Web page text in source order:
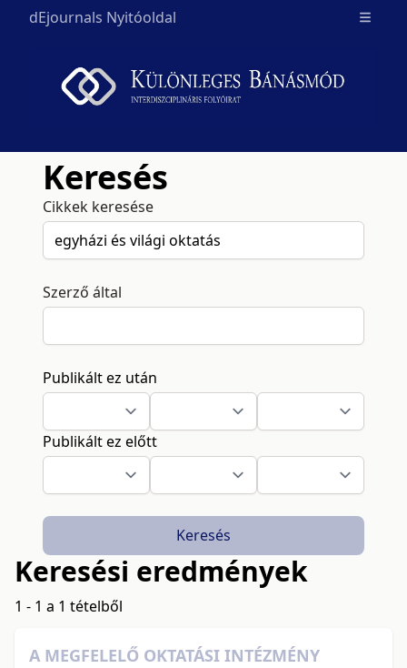
dEjournals Nyitóoldal Open
Keresés
Cikkek keresése
Szerző által
Publikált ez után
Publikált ez előtt
Keresés
Keresési eredmények
1 - 1 a 1 tételből
A MEGFELELŐ OKTATÁSI INTÉZMÉNY